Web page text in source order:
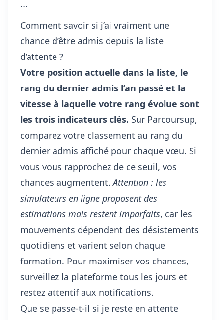
```
Comment savoir si j’ai vraiment une
chance d’être admis depuis la liste
d’attente ?
Votre position actuelle dans la liste, le
rang du dernier admis l’an passé et la
vitesse à laquelle votre rang évolue sont
les trois indicateurs clés. Sur Parcoursup,
comparez votre classement au rang du
dernier admis affiché pour chaque vœu. Si
vous vous rapprochez de ce seuil, vos
chances augmentent.Attention : les
simulateurs en ligne proposent des
estimations mais restent imparfaits, car les
mouvements dépendent des désistements
quotidiens et varient selon chaque
formation. Pour maximiser vos chances,
surveillez la plateforme tous les jours et
restez attentif aux notifications.
Que se passe-t-il si je reste en attente